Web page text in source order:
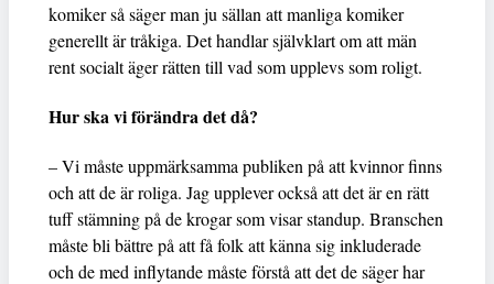
komiker så säger man ju sällan att manliga komiker
generellt är tråkiga. Det handlar självklart om att män
rent socialt äger rätten till vad som upplevs som roligt.
Hur ska vi förändra det då?
– Vi måste uppmärksamma publiken på att kvinnor finns
och att de är roliga. Jag upplever också att det är en rätt
tuff stämning på de krogar som visar standup. Branschen
måste bli bättre på att få folk att känna sig inkluderade
och de med inflytande måste förstå att det de säger har